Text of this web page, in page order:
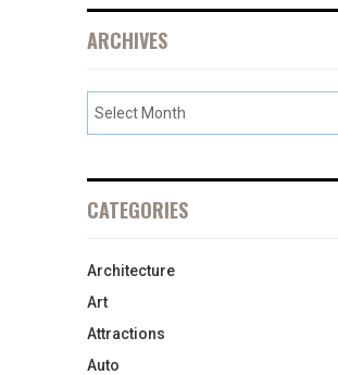
ARCHIVES
CATEGORIES
Architecture
Art
Attractions
Auto